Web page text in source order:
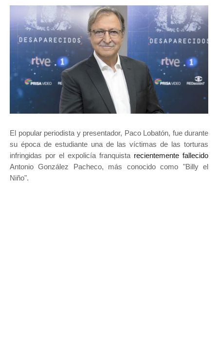
El popular periodista y presentador, Paco Lobatón, fue durante
su época de estudiante una de las víctimas de las torturas
infringidas por el expolicía franquista recientemente fallecido
Antonio González Pacheco, más conocido como "Billy el
Niño".